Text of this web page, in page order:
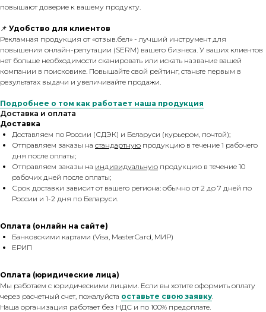
повышают доверие к вашему продукту.
📌 Удобство для клиентов
Рекламная продукция от «отзыв.бел» - лучший инструмент для
повышения онлайн-репутации (SERM) вашего бизнеса. У ваших клиентов
нет больше необходимости сканировать или искать название вашей
компании в поисковике. Повышайте свой рейтинг, станьте первым в
результатах выдачи и увеличивайте продажи.
Подробнее о том как работает наша продукция
Доставка и оплата
Доставка
Доставляем по России (СДЭК) и Беларуси (курьером, почтой);
Отправляем заказы на стандартную продукцию в течение 1 рабочего
дня после оплаты;
Отправляем заказы на индивидуальную продукцию в течение 10
рабочих дней после оплаты;
Срок доставки зависит от вашего региона: обычно от 2 до 7 дней по
России и 1-2 дня по Беларуси.
Оплата (онлайн на сайте)
Банковскими картами (Visa, MasterCard, МИР)
ЕРИП
Оплата (юридические лица)
Мы работаем с юридическими лицами. Если вы хотите оформить оплату
через расчетный счет, пожалуйста оставьте свою заявку.
Наша организация работает без НДС и по 100% предоплате.